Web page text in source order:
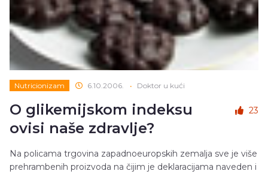
Nutricionizam 6.10.2006. • Doktor u kući
O glikemijskom indeksu
ovisi naše zdravlje?
23
Na policama trgovina zapadnoeuropskih zemalja sve je više
prehrambenih proizvoda na čijim je deklaracijama naveden i